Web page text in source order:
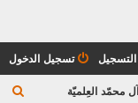
تسجيل الدخول التسجيل
محمّد العِلميّة